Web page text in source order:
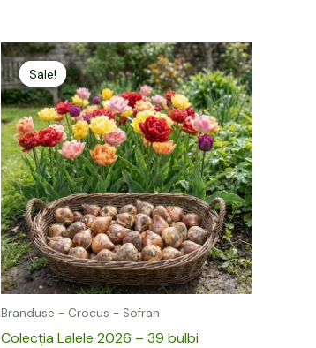
Sale!
Sale!
Branduse - Crocus - Sofran
Colecția Lalele 2026 – 39 bulbi
Prețul
inițial
a
fost:
169,00 lei.
Prețul
curent
este:
99,00 lei.